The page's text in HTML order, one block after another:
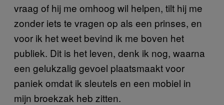
vraag of hij me omhoog wil helpen, tilt hij me
zonder iets te vragen op als een prinses, en
voor ik het weet bevind ik me boven het
publiek. Dit is het leven, denk ik nog, waarna
een gelukzalig gevoel plaatsmaakt voor
paniek omdat ik sleutels en een mobiel in
mijn broekzak heb zitten.